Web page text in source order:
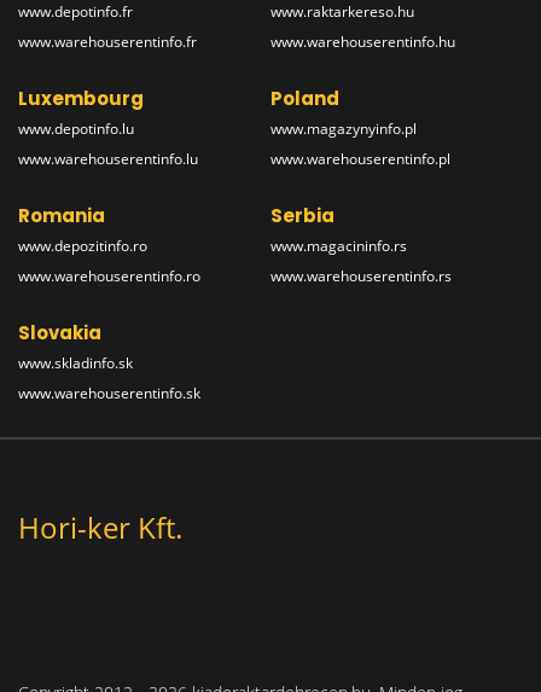
www.depotinfo.fr
www.warehouserentinfo.fr
www.raktarkereso.hu
www.warehouserentinfo.hu
Luxembourg
www.depotinfo.lu
www.warehouserentinfo.lu
Poland
www.magazynyinfo.pl
www.warehouserentinfo.pl
Romania
www.depozitinfo.ro
www.warehouserentinfo.ro
Serbia
www.magacininfo.rs
www.warehouserentinfo.rs
Slovakia
www.skladinfo.sk
www.warehouserentinfo.sk
Hori-ker Kft.